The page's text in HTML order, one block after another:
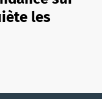
les